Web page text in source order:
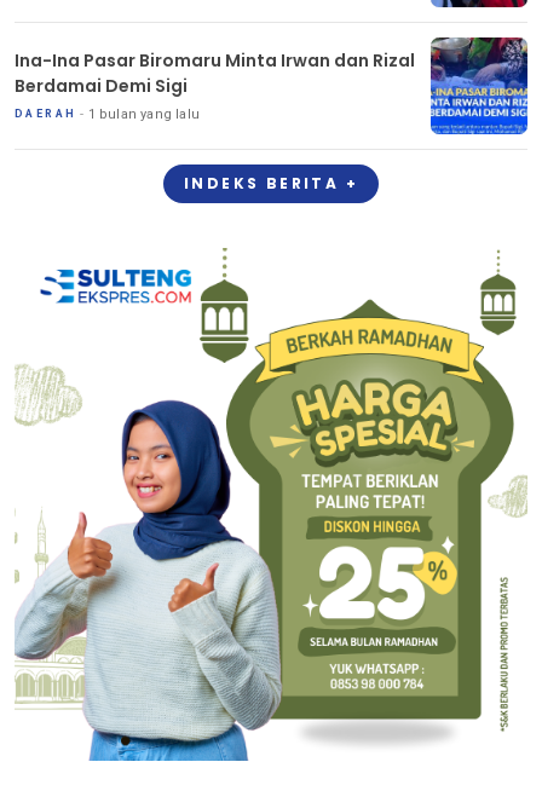
Ina-Ina Pasar Biromaru Minta Irwan dan Rizal
Berdamai Demi Sigi
DAERAH 1 bulan yang lalu
INDEKS BERITA +